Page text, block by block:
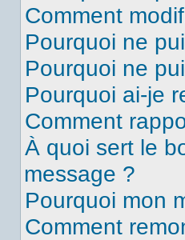
Comment
Pourquoi ne
Pourquoi ne
Pourquoi ai-je
Comment
À quoi sert le
message ?
Pourquoi mon
Comment